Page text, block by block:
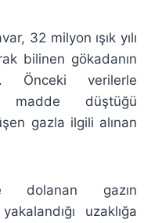
32 milyon ışık yılı
bilinen gökadanın
Önceki verilerle
madde düştüğü
gazla ilgili alınan
dolanan gazın
uzaklığa